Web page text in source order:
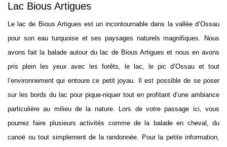
Lac Bious Artigues
Le lac de Bious Artigues est un incontournable dans la vallée d’Ossau
pour son eau turquoise et ses paysages naturels magnifiques. Nous
avons fait la balade autour du lac de Bious Artigues et nous en avons
pris plein les yeux avec les forêts, le lac, le pic d’Ossau et tout
l’environnement qui entoure ce petit joyau. Il est possible de se poser
sur les bords du lac pour pique-niquer tout en profitant d’une ambiance
particulière au milieu de la nature. Lors de votre passage ici, vous
pourrez faire plusieurs activités comme de la balade en cheval, du
canoë ou tout simplement de la randonnée. Pour la petite information,